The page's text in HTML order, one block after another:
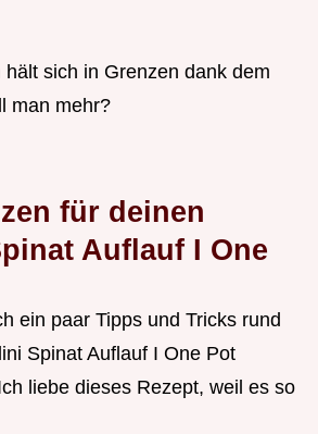
hält sich in Grenzen dank dem
man mehr?
für deinen
Auflauf I One
ein paar Tipps und Tricks rund
Spinat Auflauf I One Pot
liebe dieses Rezept, weil es so